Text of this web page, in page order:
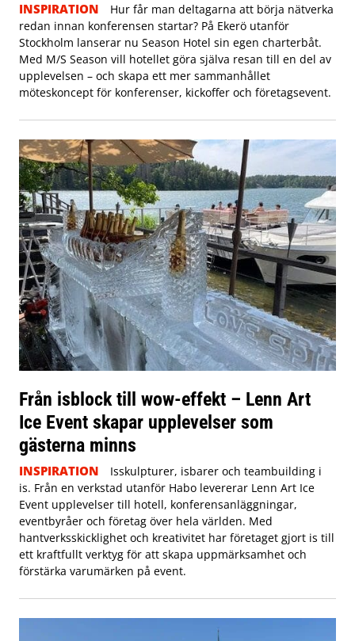
INSPIRATION
Hur får man deltagarna att börja nätverka
redan innan konferensen startar? På Ekerö utanför
Stockholm lanserar nu Season Hotel sin egen charterbåt.
Med M/S Season vill hotellet göra själva resan till en del av
upplevelsen – och skapa ett mer sammanhållet
möteskoncept för konferenser, kickoffer och företagsevent.
Från isblock till wow-effekt – Lenn Art
Ice Event skapar upplevelser som
gästerna minns
INSPIRATION
Isskulpturer, isbarer och teambuilding i
is. Från en verkstad utanför Habo levererar Lenn Art Ice
Event upplevelser till hotell, konferensanläggningar,
eventbyråer och företag över hela världen. Med
hantverksskicklighet och kreativitet har företaget gjort is till
ett kraftfullt verktyg för att skapa uppmärksamhet och
förstärka varumärken på event.